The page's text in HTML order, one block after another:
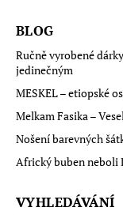
BLOG
Ručně vyrobené
jedinečným
MESKEL – etiopské
Melkam Fasika –
Nošení barevných
Africký buben neboli
VYHLEDÁVÁNÍ